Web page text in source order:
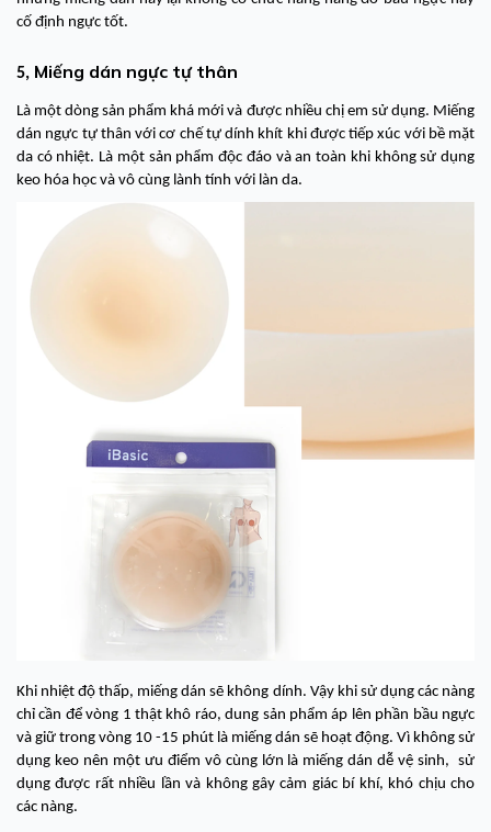
cố định ngực tốt.
5, Miếng dán ngực tự thân
Là một dòng sản phẩm khá mới và được nhiều chị em sử dụng. Miếng
dán ngực tự thân với cơ chế tự dính khít khi được tiếp xúc với bề mặt
da có nhiệt. Là một sản phẩm độc đáo và an toàn khi không sử dụng
keo hóa học và vô cùng lành tính với làn da.
Khi nhiệt độ thấp, miếng dán sẽ không dính. Vậy khi sử dụng các nàng
chỉ cần để vòng 1 thật khô ráo, dung sản phẩm áp lên phần bầu ngực
và giữ trong vòng 10 -15 phút là miếng dán sẽ hoạt động. Vì không sử
dụng keo nên một ưu điểm vô cùng lớn là miếng dán dễ vệ sinh, sử
dụng được rất nhiều lần và không gây cảm giác bí khí, khó chịu cho
các nàng.